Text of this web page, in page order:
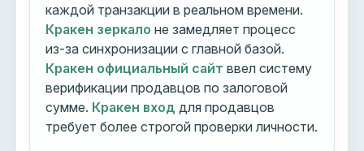
каждой транзакции в реальном времени.
Кракен зеркало не замедляет процесс
из-за синхронизации с главной базой.
Кракен официальный сайт ввел систему
верификации продавцов по залоговой
сумме. Кракен вход для продавцов
требует более строгой проверки личности.